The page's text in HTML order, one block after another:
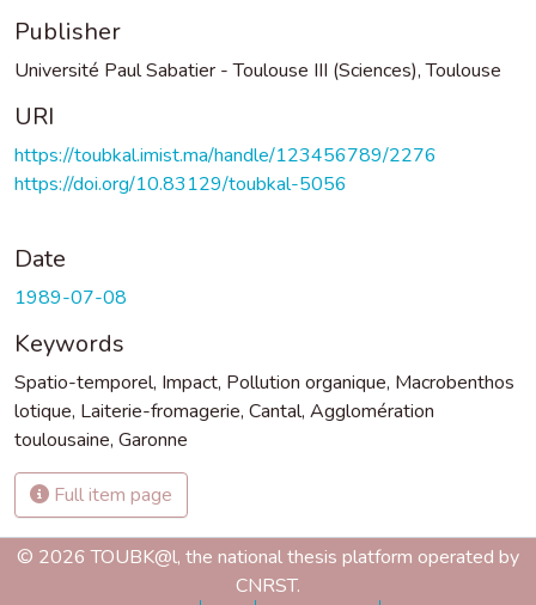
Publisher
Université Paul Sabatier - Toulouse III (Sciences), Toulouse
URI
https://toubkal.imist.ma/handle/123456789/2276
https://doi.org/10.83129/toubkal-5056
Date
1989-07-08
Keywords
Spatio-temporel, Impact, Pollution organique, Macrobenthos
lotique, Laiterie-fromagerie, Cantal, Agglomération
toulousaine, Garonne
Full item page
© 2026 TOUBK@l, the national thesis platform operated by
CNRST.